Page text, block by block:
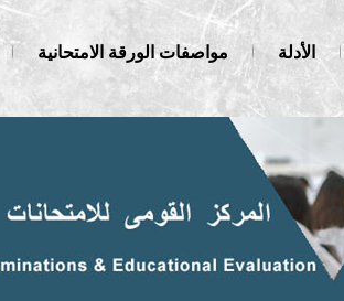
الأدلة مواصفات الورقة الامتحانية